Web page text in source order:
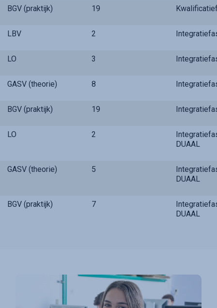
BGV (praktijk) 19
LBV 2
LO 3
GASV (theorie) 8
BGV (praktijk) 19
LO 2
DUAAL
GASV (theorie) 5
DUAAL
BGV (praktijk) 7
DUAAL